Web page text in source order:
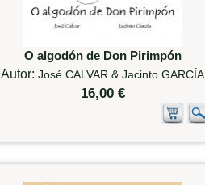
O algodón de Don Pirimpón
Autor:José CALVAR & Jacinto GARCÍA
16,00 €